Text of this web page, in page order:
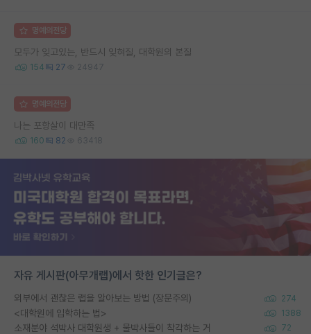
명예의전당
모두가 잊고있는, 반드시 잊혀질, 대학원의 본질
154 27 24947
명예의전당
나는 포항살이 대만족
160 82 63418
자유 게시판(아무개랩)에서 핫한 인기글은?
외부에서 괜찮은 랩을 알아보는 방법 (장문주의) 274
<대학원에 입학하는 법> 1388
소재분야 석박사 대학원생 + 물박사들이 착각하는 거 72